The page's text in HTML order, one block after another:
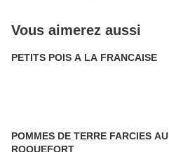
Vous aimerez aussi
PETITS POIS A LA FRANCAISE
POMMES DE TERRE FARCIES AU
ROQUEFORT